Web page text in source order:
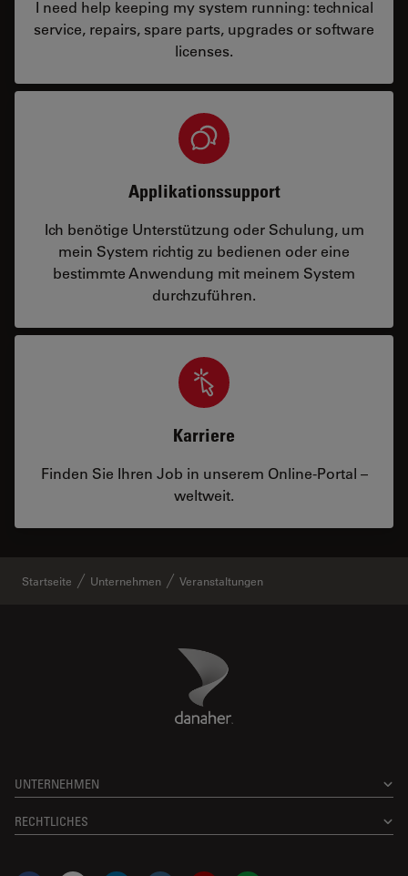
I need help keeping my system running: technical
service, repairs, spare parts, upgrades or software
licenses.
Applikationssupport
Ich benötige Unterstützung oder Schulung, um
mein System richtig zu bedienen oder eine
bestimmte Anwendung mit meinem System
durchzuführen.
Karriere
Finden Sie Ihren Job in unserem Online-Portal –
weltweit.
Startseite Unternehmen Veranstaltungen
Danaher Logo
UNTERNEHMEN
RECHTLICHES